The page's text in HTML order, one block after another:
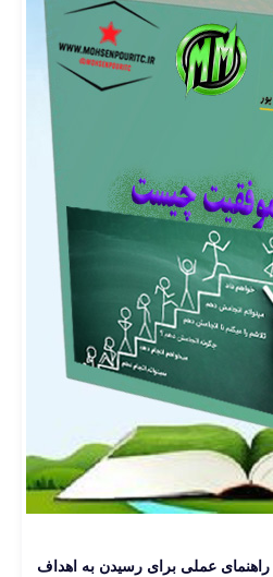
عملی برای رسیدن به اهداف